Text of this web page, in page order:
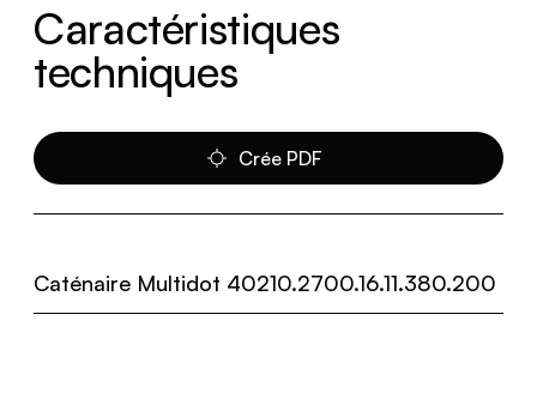
Caractéristiques
techniques
Crée PDF
Caténaire Multidot 40210.2700.16.11.380.200